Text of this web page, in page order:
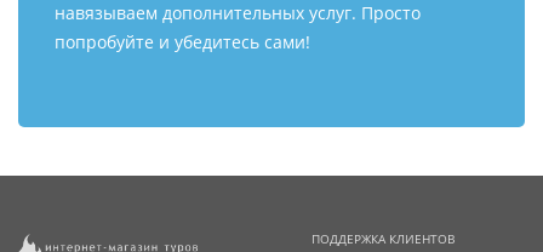
навязываем дополнительных услуг. Просто
попробуйте и убедитесь сами!
ПОДДЕРЖКА КЛИЕНТОВ